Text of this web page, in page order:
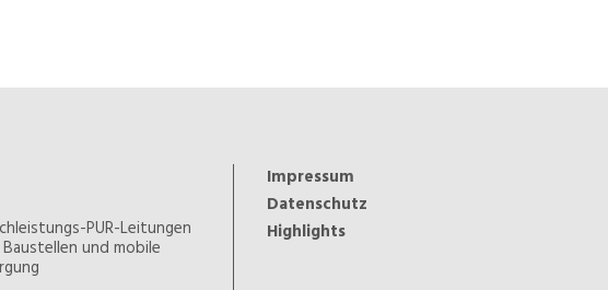
PUR-Leitungen
und mobile
Impressum
Datenschutz
Highlights